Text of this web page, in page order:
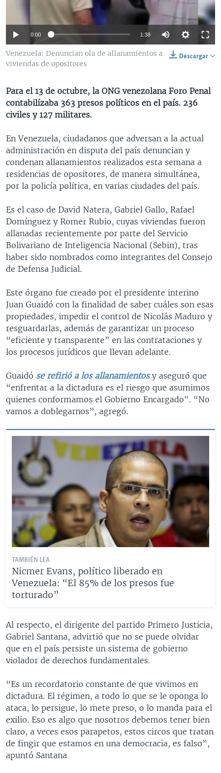
BRASIL
ENTRETENIMIENTO Y CULTURA
TECNOLOGÍA
DEPORTES
VIDEOS
FOTOGRAFÍA
AUDIOS
PROGRAMAS TV
EL MUNDO AL DÍA
FORO INTERAMERICANO
LAS CLAVES
PANORAMA
RADIO
AVANCE INFORMATIVO
BUENOS DÍAS AMÉRICA
ESTADOS UNIDOS AL DÍA
FORO [RADIO]
NOTA ECONÓMICA
DIRECT
Learning English
Idiomas
0:00 1:38
Descargar
Venezuela: Denuncian ola de allanamientos a
viviendas de opositores
Para el 13 de octubre, la ONG venezolana Foro Penal
contabilízaba 363 presos políticos en el país. 236
civiles y 127 militares.
En Venezuela, ciudadanos que adversan a la actual
administración en disputa del país denuncian y
condenan allanamientos realizados esta semana a
residencias de opositores, de manera simultánea,
por la policía política, en varias ciudades del país.
Es el caso de David Natera, Gabriel Gallo, Rafael
Domínguez y Romer Rubio, cuyas viviendas fueron
allanadas recientemente por parte del Servicio
Bolivariano de Inteligencia Nacional (Sebin), tras
haber sido nombrados como integrantes del Consejo
de Defensa Judicial.
Este órgano fue creado por el presidente interino
Juan Guaidó con la finalidad de saber cuáles son esas
propiedades, impedir el control de Nicolás Maduro y
resguardarlas, además de garantizar un proceso
“eficiente y transparente” en las contrataciones y
los procesos jurídicos que llevan adelante.
Guaidó se refirió a los allanamientosy aseguró que
“enfrentar a la dictadura es el riesgo que asumimos
quienes conformamos el Gobierno Encargado". “No
vamos a doblegarnos”, agregó.
TAMBIÉN LEA
Nicmer Evans, político liberado en
Venezuela: “El 85% de los presos fue
torturado”
Al respecto, el dirigente del partido Primero Justicia,
Gabriel Santana, advirtió que no se puede olvidar
que en el país persiste un sistema de gobierno
violador de derechos fundamentales.
“Es un recordatorio constante de que vivimos en
dictadura. El régimen, a todo lo que se le oponga lo
ataca, lo persigue, lo mete preso, o lo manda para el
exilio. Eso es algo que nosotros debemos tener bien
claro, a veces esos parapetos, estos circos que tratan
de fingir que estamos en una democracia, es falso”,
apuntó Santana